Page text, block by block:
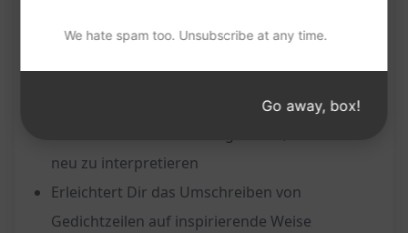
Gedichtzeilen
Fördert Deine Kreativität und künstlerischen
neu zu interpretieren
Erleichtert Dir das Umschreiben von
Gedichtzeilen auf inspirierende Weise
We hate spam too. Unsubscribe at any time.
Go away, box!